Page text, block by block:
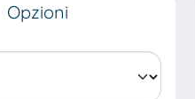
Opzioni